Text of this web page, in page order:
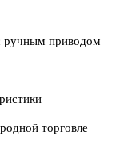
ручным приводом
торговле